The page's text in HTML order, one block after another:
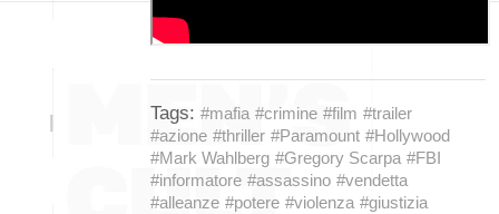
Tags: #mafia #crimine #film #trailer
#azione #thriller #Paramount #Hollywood
#Mark Wahlberg #Gregory Scarpa #FBI
#informatore #assassino #vendetta
#alleanze #potere #violenza #giustizia